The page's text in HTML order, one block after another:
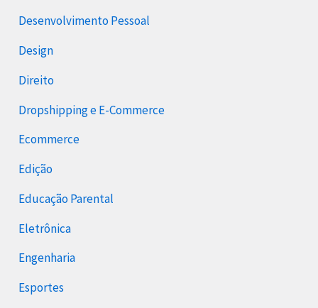
Desenvolvimento Pessoal
Design
Direito
Dropshipping e E-Commerce
Ecommerce
Edição
Educação Parental
Eletrônica
Engenharia
Esportes